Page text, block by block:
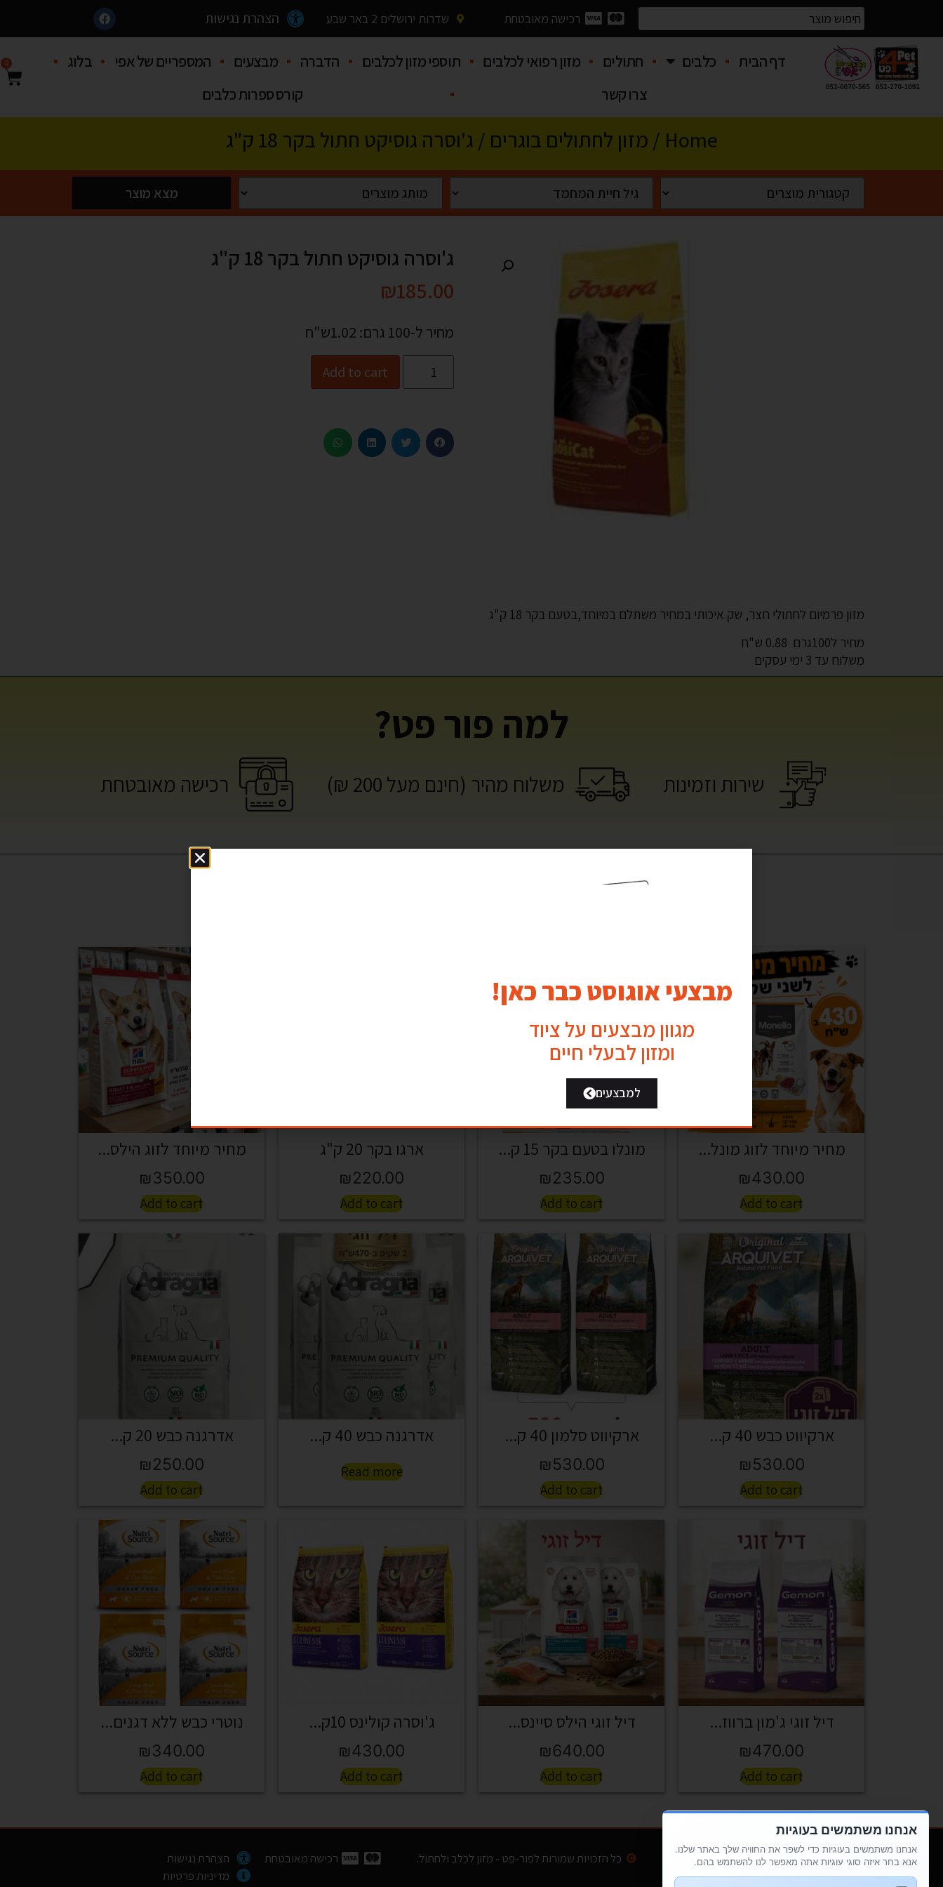
רכישה מאובטחת שדרות ירושלים 2 באר שבע הצהרת נגישות
דף הבית כלבים חתולים מזון רפואי לכלבים תוספי מזון לכלבים הדברה מבצעים המספריים של אפי
בלוג
צרו קשר
קורס ספרות כלבים
0
Home
/ מזון לחתולים בוגרים / ג'וסרה גוסיקט חתול בקר 18 ק"ג
מצא מוצר
ג'וסרה גוסיקט חתול בקר 18 ק"ג
₪185.00
מחיר ל-100 גרם: 1.02ש"ח
Add to cart
מזון פרמיום לחתולי חצר, שק איכותי במחיר משתלם במיוחד,בטעם בקר 18 ק"ג
מחיר ל100גרם 0.88 ש"ח
משלוח עד 3 ימי עסקים
למה פור פט?
שירות וזמינות משלוח מהיר (חינם מעל 200 ₪) רכישה מאובטחת
מחיר מיוחד לזוג מונל...
₪430.00
Add to cart
מונלו בטעם בקר 15 ק...
₪235.00
Add to cart
ארגו בקר 20 ק"ג
₪220.00
Add to cart
מחיר מיוחד לזוג הילס...
₪350.00
Add to cart
ארקיווט כבש 40 ק...
₪530.00
Add to cart
ארקיווט סלמון 40 ק...
₪530.00
Add to cart
אדרגנה כבש 40 ק...
Read more
אדרגנה כבש 20 ק...
₪250.00
Add to cart
דיל זוגי ג'מון ברווז...
₪470.00
Add to cart
דיל זוגי הילס סיינס...
₪640.00
Add to cart
ג'וסרה קולינס 10ק...
₪430.00
Add to cart
נוטרי כבש ללא דגנים...
₪340.00
Add to cart
חנות מבצעים תקנון האתר
עגלת קניות
מפת אתר
כל הזכויות שמורות לפור-פט - מזון לכלב ולחתול. רכישה מאובטחת
הצהרת נגישות
מדיניות פרטיות
אנחנו משתמשים בעוגיות
אנחנו משתמשים בעוגיות כדי לשפר את החוויה שלך באתר שלנו.
אנא בחר איזה סוגי עוגיות אתה מאפשר לנו להשתמש בהם.
מבצעי אוגוסט כבר כאן!
מגוון מבצעים על ציוד
ומזון לבעלי חיים
למבצעים